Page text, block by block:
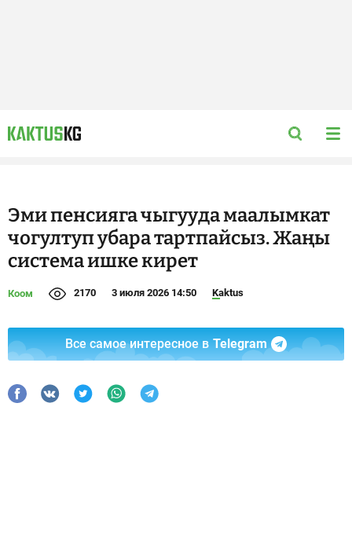
Эми пенсияга чыгууда маалымкат
чогултуп убара тартпайсыз. Жаңы
система ишке кирет
Коом 2170 3 июля 2026 14:50 Kaktus
Все самое интересное в Telegram